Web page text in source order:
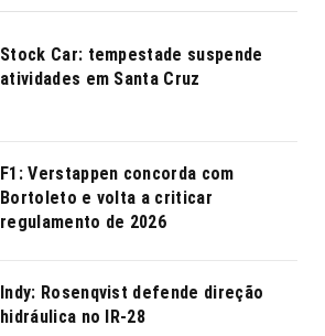
Stock Car: tempestade suspende
atividades em Santa Cruz
F1: Verstappen concorda com
Bortoleto e volta a criticar
regulamento de 2026
Indy: Rosenqvist defende direção
hidráulica no IR-28